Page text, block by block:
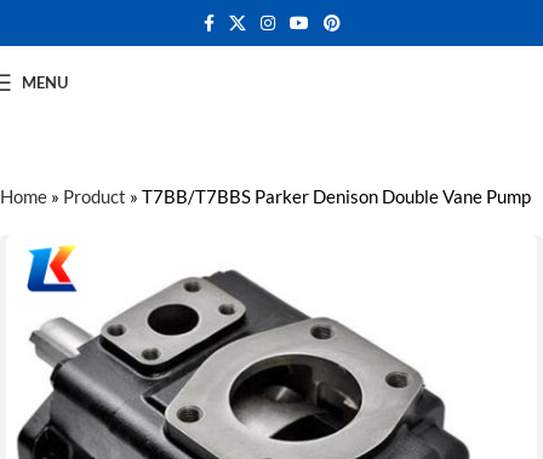
MENU
Home » Product » T7BB/T7BBS Parker Denison Double Vane Pump